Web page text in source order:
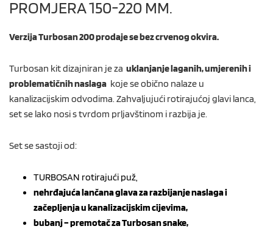
PROMJERA 150-220 MM.
Verzija Turbosan 200 prodaje se bez crvenog okvira.
Turbosan kit dizajniran je za uklanjanje laganih, umjerenih i
problematičnih naslaga koje se obično nalaze u
kanalizacijskim odvodima. Zahvaljujući rotirajućoj glavi lanca,
set se lako nosi s tvrdom prljavštinom i razbija je.
Set se sastoji od:
TURBOSAN rotirajući puž,
nehrđajuća lančana glava za razbijanje naslaga i
začepljenja u kanalizacijskim cijevima,
bubanj – premotač za Turbosan snake,